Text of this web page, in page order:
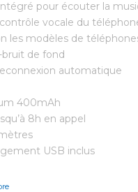
pour écouter la
vocale du
les modèles de
de fond
automatique
400mAh
8h en appel
USB inclus